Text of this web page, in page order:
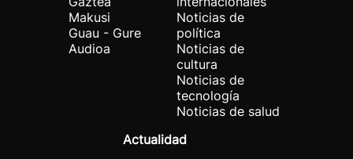
Makusi
Guau - Gure
Audioa
Noticias de
política
Noticias de
cultura
Noticias de
tecnología
Noticias de salud
Actualidad